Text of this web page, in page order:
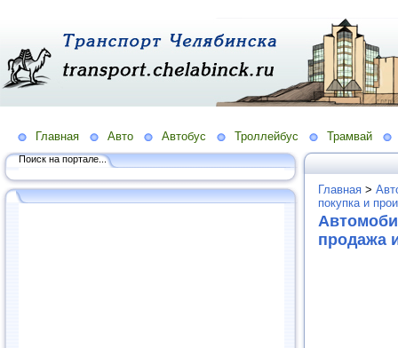
Главная Авто Автобус Троллейбус Трамвай
Поиск на портале...
Главная >
покупка и
продажа